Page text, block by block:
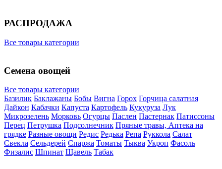
РАСПРОДАЖА
Все товары категории
Семена овощей
Все товары категории
Базилик Баклажаны Бобы Вигна Горох Горчица салатная
Дайкон Кабачки Капуста Картофель Кукуруза Лук
Микрозелень Морковь Огурцы Паслен Пастернак Патиссоны
Перец Петрушка Подсолнечник Пряные травы, Аптека на
грядке Разные овощи Редис Редька Репа Руккола Салат
Свекла Сельдерей Спаржа Томаты Тыква Укроп Фасоль
Физалис Шпинат Щавель Табак